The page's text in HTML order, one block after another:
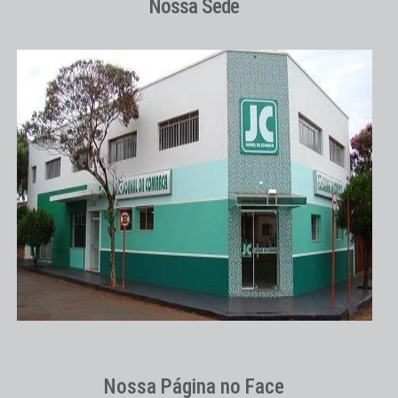
Nossa Sede
Nossa Página no Face